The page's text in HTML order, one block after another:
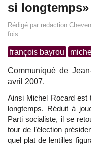
si longtemps»
Rédigé par redaction
fois
françois bayrou
Communiqué de
avril 2007.
Ainsi Michel Rocard est
longtemps. Réduit à
Parti socialiste, il se
tour de l’élection
quel plat de lentilles